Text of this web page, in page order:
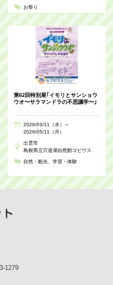
お祭り
第62回特別展｢イモリとサンショウ
ウオ〜サラマンドラの不思議学〜｣
2026/03/11（水）～
2026/05/11（月）
出雲市
島根県立宍道湖自然館ゴビウス
自然・観光 学習・体験
1279